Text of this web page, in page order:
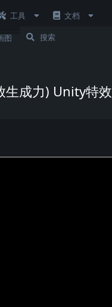
工具 文档
图
生成力) Unity特效